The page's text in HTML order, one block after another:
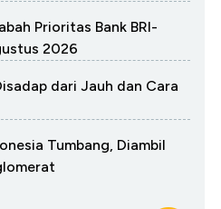
Prioritas Bank BRI-
2026
dari Jauh dan Cara
Tumbang, Diambil